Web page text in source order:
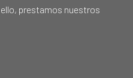
prestamos nuestros